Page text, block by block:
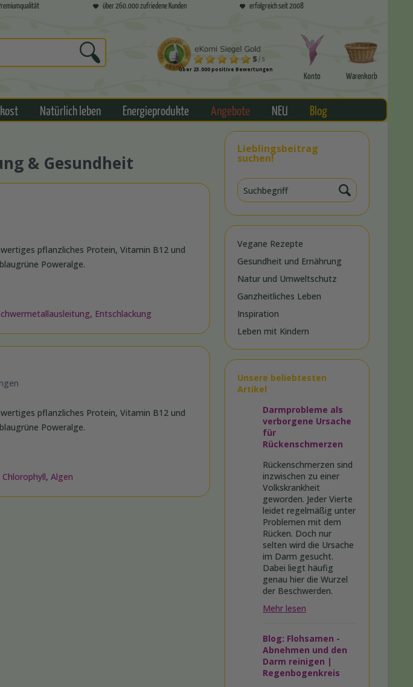
über 260.000 zufriedene Kunden erfolgreich seit 2008
über 23.000 positive Bewertungen
Konto Warenkorb
Natürlich leben Energieprodukte Angebote NEU Blog
Lieblingsbeitrag
suchen!
Vegane Rezepte
Gesundheit und Ernährung
Natur und Umweltschutz
Ganzheitliches Leben
Inspiration
Leben mit Kindern
Unsere beliebtesten
Artikel
Darmprobleme als
verborgene Ursache
für
Rückenschmerzen
Rückenschmerzen sind
inzwischen zu einer
Volkskrankheit
geworden. Jeder Vierte
leidet regelmäßig unter
Problemen mit dem
Rücken. Doch nur
selten wird die Ursache
im Darm gesucht.
Dabei liegt häufig
genau hier die Wurzel
der Beschwerden.
Mehr lesen
Blog: Flohsamen -
Abnehmen und den
Darm reinigen |
Regenbogenkreis
& Gesundheit
pflanzliches Protein, Vitamin B12 und
Poweralge.
, Entschlackung
pflanzliches Protein, Vitamin B12 und
Poweralge.
Chlorophyll,Algen